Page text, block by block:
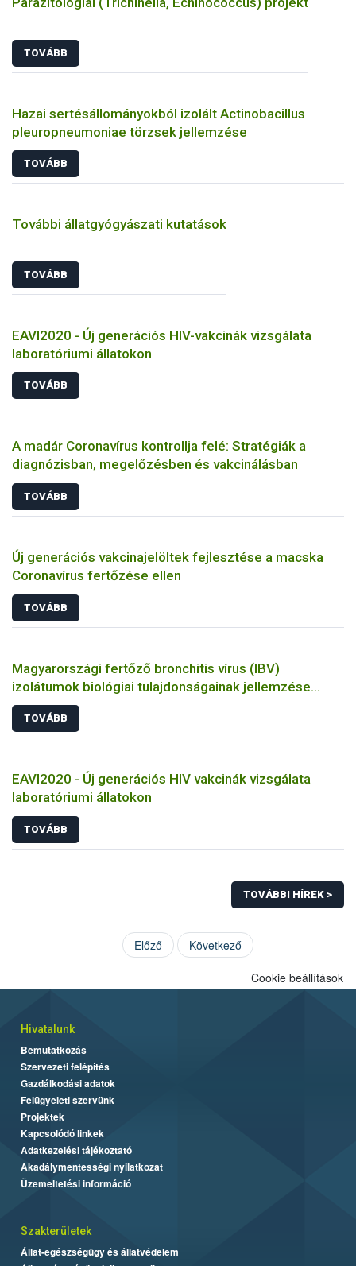
TOVÁBB
Hazai sertésállományokból izolált Actinobacillus
pleuropneumoniae törzsek jellemzése
TOVÁBB
További állatgyógyászati kutatások
TOVÁBB
EAVI2020 - Új generációs HIV-vakcinák vizsgálata
laboratóriumi állatokon
TOVÁBB
A madár Coronavírus kontrollja felé: Stratégiák a
diagnózisban, megelőzésben és vakcinálásban
TOVÁBB
Új generációs vakcinajelöltek fejlesztése a macska
Coronavírus fertőzése ellen
TOVÁBB
Magyarországi fertőző bronchitis vírus (IBV)
izolátumok biológiai tulajdonságainak jellemzése
állatkísérletes és molekuláris biológiai eszközökkel
TOVÁBB
EAVI2020 - Új generációs HIV vakcinák vizsgálata
laboratóriumi állatokon
TOVÁBB
TOVÁBBI HÍREK >
Előző Következő
Cookie beállítások
Hivatalunk
Bemutatkozás
Szervezeti felépítés
Gazdálkodási adatok
Felügyeleti szervünk
Projektek
Kapcsolódó linkek
Adatkezelési tájékoztató
Akadálymentességi nyilatkozat
Üzemeltetési információ
Szakterületek
Állat-egészségügy és állatvédelem